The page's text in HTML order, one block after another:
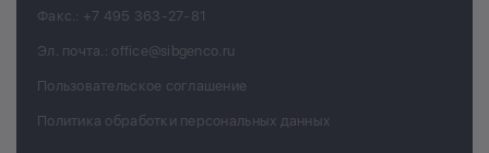
Факс.: +7 495 363-27-81
Эл. почта.: office@sibgenco.ru
Пользовательское соглашение
Политика обработки персональных данных